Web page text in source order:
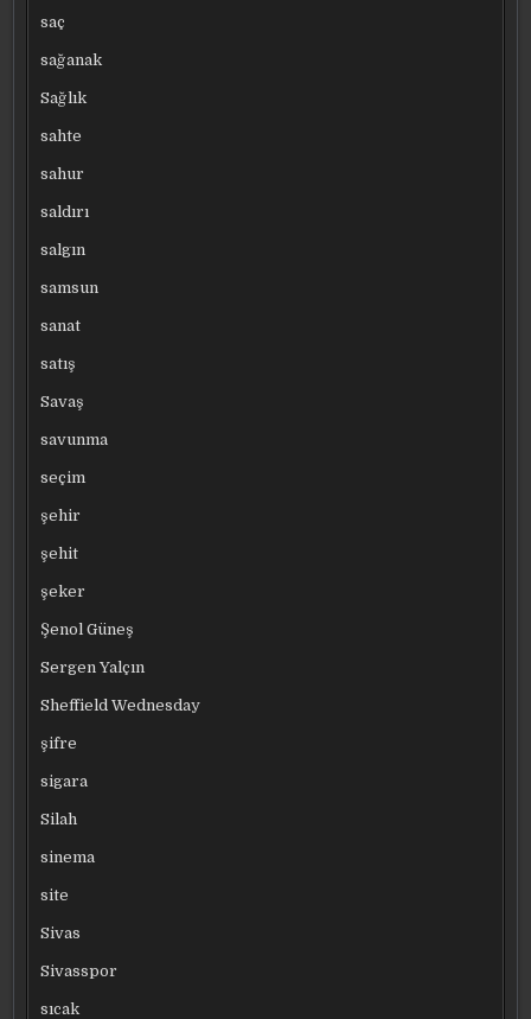
saç
sağanak
Sağlık
sahte
sahur
saldırı
salgın
samsun
sanat
satış
Savaş
savunma
seçim
şehir
şehit
şeker
Şenol Güneş
Sergen Yalçın
Sheffield Wednesday
şifre
sigara
Silah
sinema
site
Sivas
Sivasspor
sıcak